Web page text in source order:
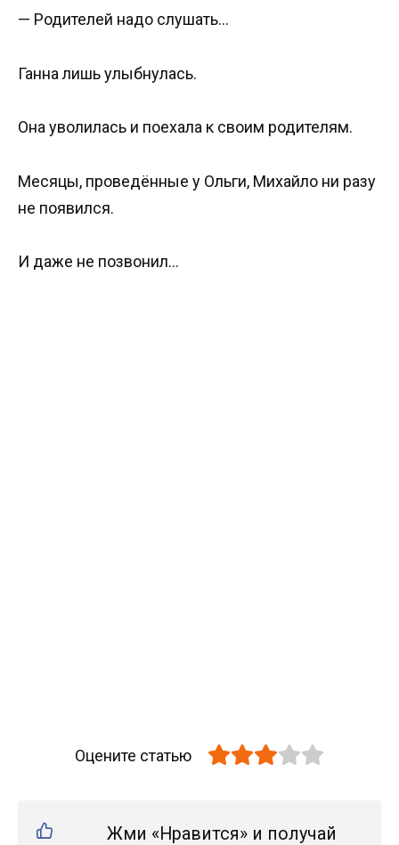
— Родителей надо слушать…
Ганна лишь улыбнулась.
Она уволилась и поехала к своим родителям.
Месяцы, проведённые у Ольги, Михайло ни разу
не появился.
И даже не позвонил…
Оцените статью
Жми «Нравится» и получай